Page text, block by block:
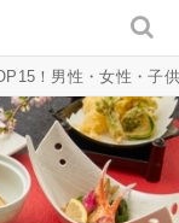
！男性・女性・子